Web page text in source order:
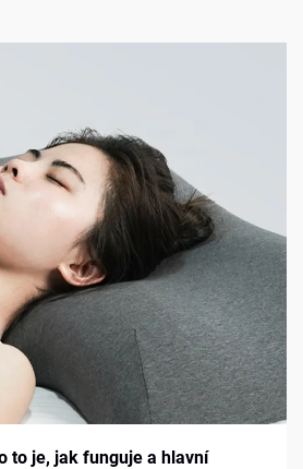
to je, jak funguje a hlavní